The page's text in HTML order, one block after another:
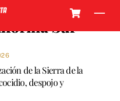
Sur
de la Sierra de la
despojo y